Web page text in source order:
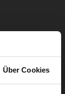
Über Cookies